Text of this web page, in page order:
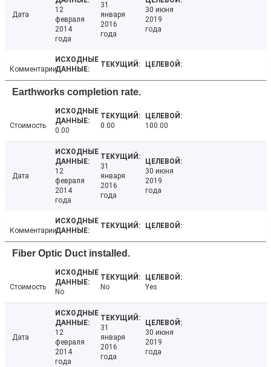
Дата
12
февраля
2014
года
31
января
2016
года
30 июня
2019
года
Комментарии
Earthworks completion rate.
Стоимость
0.00
0.00 100.00
Дата
12
февраля
2014
года
31
января
2016
года
30 июня
2019
года
Комментарии
Fiber Optic Duct installed.
Стоимость
No
No Yes
Дата
12
февраля
2014
года
31
января
2016
года
30 июня
2019
года